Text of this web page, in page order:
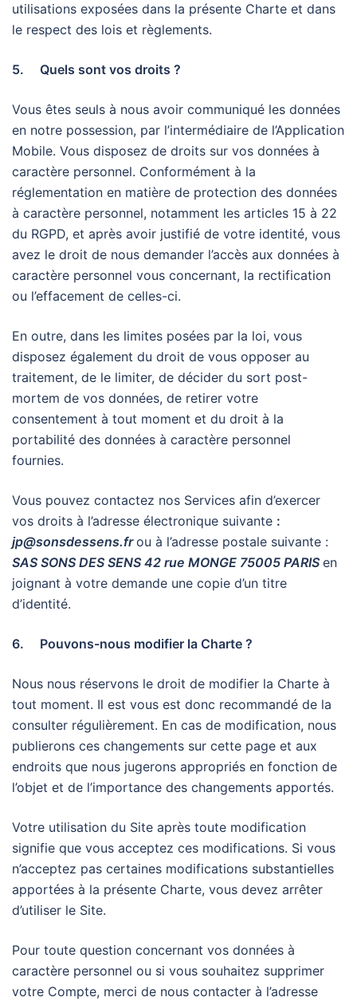
utilisations exposées dans la présente Charte et dans
le respect des lois et règlements.
5. Quels sont vos droits ?
Vous êtes seuls à nous avoir communiqué les données
en notre possession, par l’intermédiaire de l’Application
Mobile. Vous disposez de droits sur vos données à
caractère personnel. Conformément à la
réglementation en matière de protection des données
à caractère personnel, notamment les articles 15 à 22
du RGPD, et après avoir justifié de votre identité, vous
avez le droit de nous demander l’accès aux données à
caractère personnel vous concernant, la rectification
ou l’effacement de celles-ci.
En outre, dans les limites posées par la loi, vous
disposez également du droit de vous opposer au
traitement, de le limiter, de décider du sort post-
mortem de vos données, de retirer votre
consentement à tout moment et du droit à la
portabilité des données à caractère personnel
fournies.
Vous pouvez contactez nos Services afin d’exercer
vos droits à l’adresse électronique suivante :
jp@sonsdessens.frou à l’adresse postale suivante :
SAS SONS DES SENS 42 rue MONGE 75005 PARIS en
joignant à votre demande une copie d’un titre
d’identité.
6. Pouvons-nous modifier la Charte ?
Nous nous réservons le droit de modifier la Charte à
tout moment. Il est vous est donc recommandé de la
consulter régulièrement. En cas de modification, nous
publierons ces changements sur cette page et aux
endroits que nous jugerons appropriés en fonction de
l’objet et de l’importance des changements apportés.
Votre utilisation du Site après toute modification
signifie que vous acceptez ces modifications. Si vous
n’acceptez pas certaines modifications substantielles
apportées à la présente Charte, vous devez arrêter
d’utiliser le Site.
Pour toute question concernant vos données à
caractère personnel ou si vous souhaitez supprimer
votre Compte, merci de nous contacter à l’adresse